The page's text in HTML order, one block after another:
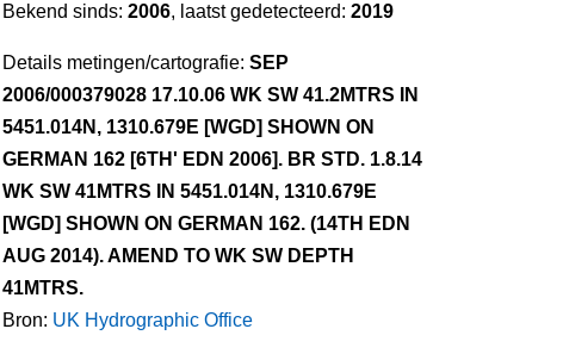
Bekend sinds: 2006, laatst gedetecteerd: 2019
Details metingen/cartografie: SEP
2006/000379028 17.10.06 WK SW 41.2MTRS IN
5451.014N, 1310.679E [WGD] SHOWN ON
GERMAN 162 [6TH' EDN 2006]. BR STD. 1.8.14
WK SW 41MTRS IN 5451.014N, 1310.679E
[WGD] SHOWN ON GERMAN 162. (14TH EDN
AUG 2014). AMEND TO WK SW DEPTH
41MTRS.
Bron: UK Hydrographic Office